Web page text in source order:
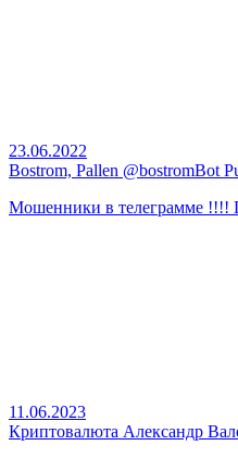
23.06.2022
Bostrom, Pallen @bostromBot
Мошенники в телеграмме !!!!
11.06.2023
Криптовалюта Александр